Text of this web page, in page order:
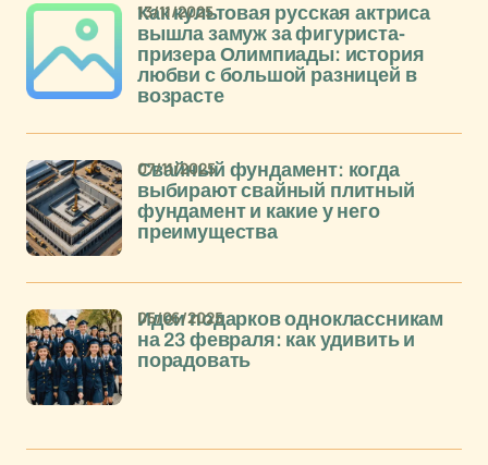
Как культовая русская актриса
вышла замуж за фигуриста-
призера Олимпиады: история
любви с большой разницей в
возрасте
13/11/2025
Свайный фундамент: когда
выбирают свайный плитный
фундамент и какие у него
преимущества
07/11/2025
Идеи подарков одноклассникам
на 23 февраля: как удивить и
порадовать
05/06/2025